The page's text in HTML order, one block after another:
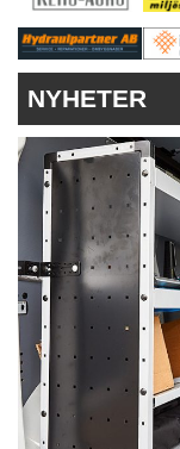
VÅRA ANDRA
PRENUMERERA
ANNONSERA
NYHETER